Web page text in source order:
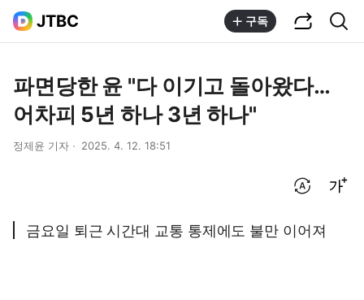
JTBC 구독
파면당한 윤 "다 이기고 돌아왔다…
어차피 5년 하나 3년 하나"
정제윤 기자 2025. 4. 12. 18:51
금요일 퇴근 시간대 교통 통제에도 불만 이어져